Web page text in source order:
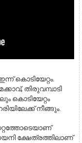
കൊടിയേറ്റം.
തിരുവമ്പാടി
കൊടിയേറ്റം
നീങ്ങും.
ക്ഷേത്രത്തിലാണ്